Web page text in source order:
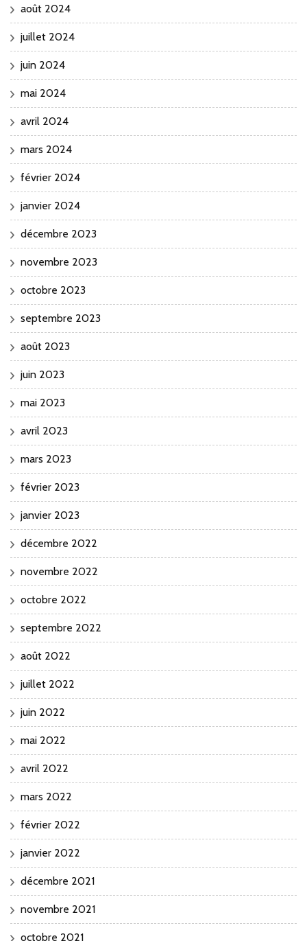
août 2024
juillet 2024
juin 2024
mai 2024
avril 2024
mars 2024
février 2024
janvier 2024
décembre 2023
novembre 2023
octobre 2023
septembre 2023
août 2023
juin 2023
mai 2023
avril 2023
mars 2023
février 2023
janvier 2023
décembre 2022
novembre 2022
octobre 2022
septembre 2022
août 2022
juillet 2022
juin 2022
mai 2022
avril 2022
mars 2022
février 2022
janvier 2022
décembre 2021
novembre 2021
octobre 2021